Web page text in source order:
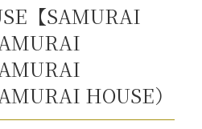
デルコース
【SAMURAI
HOUSE）